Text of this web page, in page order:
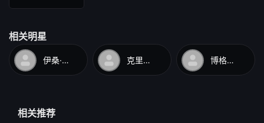
相关明星
伊桑·霍克 克里斯·奥多德 博格纳·F·马丁
相关推荐